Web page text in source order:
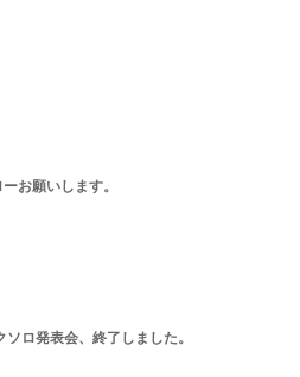
お願いします。
ロ発表会、終了しました。